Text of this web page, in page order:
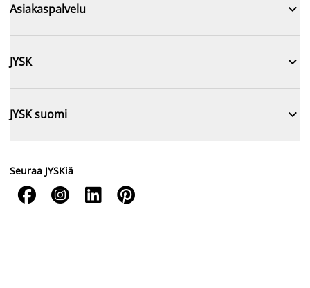
Asiakaspalvelu 
JYSK 
JYSK suomi 
Seuraa JYSKiä
   